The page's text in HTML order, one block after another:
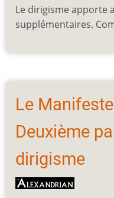
Le dirigisme apporte
supplémentaires.
Le
Deuxième
dirigisme